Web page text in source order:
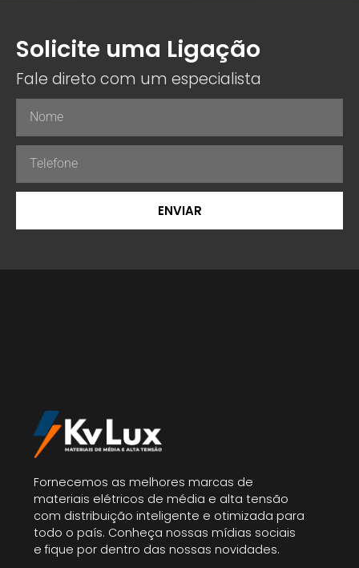
Solicite uma Ligação
Fale direto com um especialista
ENVIAR
Fornecemos as melhores marcas de
materiais elétricos de média e alta tensão
com distribuição inteligente e otimizada para
todo o país. Conheça nossas mídias sociais
e fique por dentro das nossas novidades.